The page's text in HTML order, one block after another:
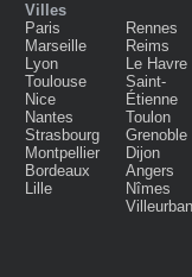
Villes
Paris
Marseille
Lyon
Toulouse
Nice
Nantes
Strasbourg
Montpellier
Bordeaux
Lille
Rennes
Reims
Le Havre
Saint-
Étienne
Toulon
Grenoble
Dijon
Angers
Nîmes